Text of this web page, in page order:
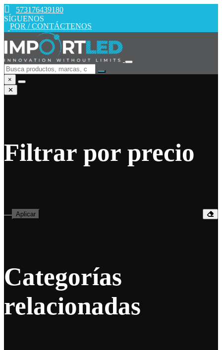
573176439180
SÍGUENOS
PQR / CONTÁCTENOS
×
✕
Filtrar por precio
— Aplicar
Categorías
relacionadas